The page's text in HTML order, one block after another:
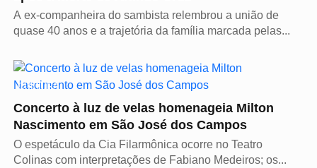
A ex-companheira do sambista relembrou a união de
quase 40 anos e a trajetória da família marcada pelas...
CULTURA
Concerto à luz de velas homenageia Milton
Nascimento em São José dos Campos
O espetáculo da Cia Filarmônica ocorre no Teatro
Colinas com interpretações de Fabiano Medeiros; os...